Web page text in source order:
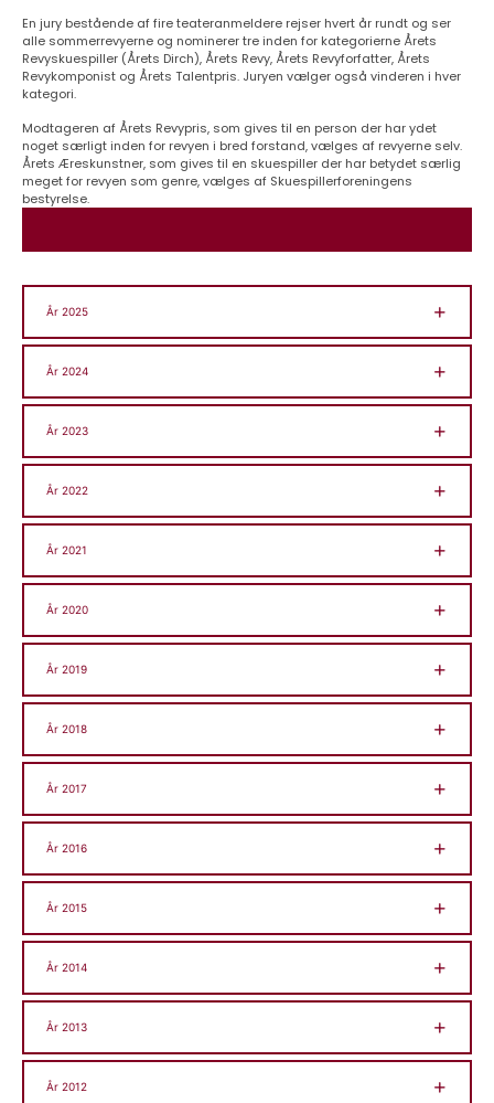
En jury bestående af fire teateranmeldere rejser hvert år rundt og ser
alle sommerrevyerne og nominerer tre inden for kategorierne Årets
Revyskuespiller (Årets Dirch), Årets Revy, Årets Revyforfatter, Årets
Revykomponist og Årets Talentpris. Juryen vælger også vinderen i hver
kategori.
Modtageren af Årets Revypris, som gives til en person der har ydet
noget særligt inden for revyen i bred forstand, vælges af revyerne selv.
Årets Æreskunstner, som gives til en skuespiller der har betydet særlig
meget for revyen som genre, vælges af Skuespillerforeningens
bestyrelse.
År 2025
År 2024
År 2023
År 2022
År 2021
År 2020
År 2019
År 2018
År 2017
År 2016
År 2015
År 2014
År 2013
År 2012